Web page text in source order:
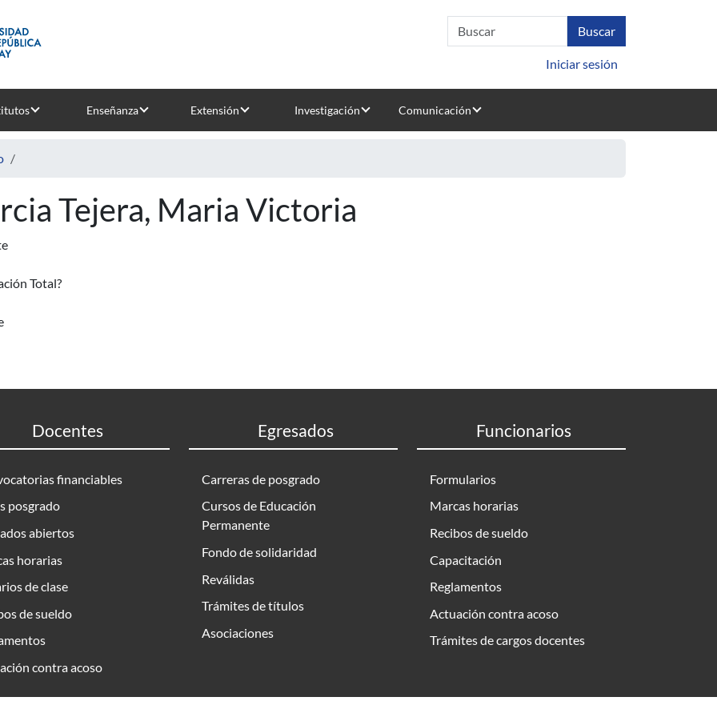
Iniciar sesión
Enseñanza Extensión Investigación Comunicación
Tejera, Maria Victoria
Total?
Docentes
financiables
posgrado
abiertos
horarias
de clase
de sueldo
contra acoso
Egresados
Carreras de posgrado
Cursos de Educación
Permanente
Fondo de solidaridad
Reválidas
Trámites de títulos
Asociaciones
Funcionarios
Formularios
Marcas horarias
Recibos de sueldo
Capacitación
Reglamentos
Actuación contra acoso
Trámites de cargos docentes